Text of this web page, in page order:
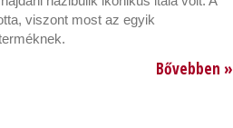
viszont most az egyik
Bővebben »